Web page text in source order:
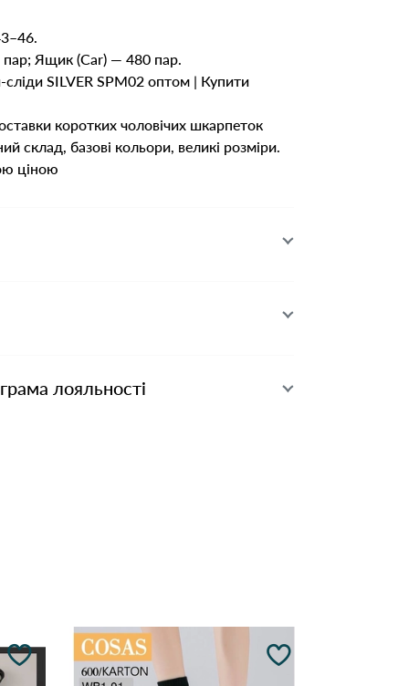
Ящик (Car) — 480 пар.
SILVER SPM02 оптом | Купити
коротких чоловічих шкарпеток
склад, базові кольори, великі розміри.
ціною
лояльності